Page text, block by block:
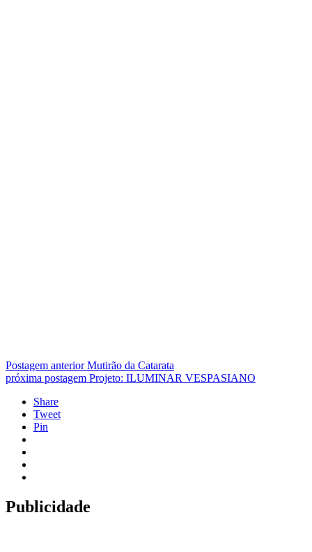
Postagem anterior Mutirão da Catarata
próxima postagem Projeto: ILUMINAR VESPASIANO
Share
Tweet
Pin
Publicidade